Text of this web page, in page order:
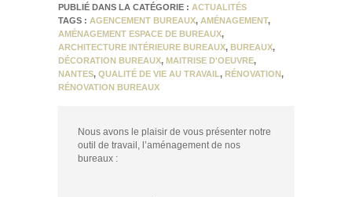
PUBLIÉ DANS LA CATÉGORIE : ACTUALITÉS
TAGS : AGENCEMENT BUREAUX, AMÉNAGEMENT,
AMÉNAGEMENT ESPACE DE BUREAUX,
ARCHITECTURE INTÉRIEURE BUREAUX, BUREAUX,
DÉCORATION BUREAUX, MAITRISE D'OEUVRE,
NANTES, QUALITÉ DE VIE AU TRAVAIL , RÉNOVATION,
RÉNOVATION BUREAUX
Nous avons le plaisir de vous présenter notre
outil de travail, l’aménagement de nos
bureaux :